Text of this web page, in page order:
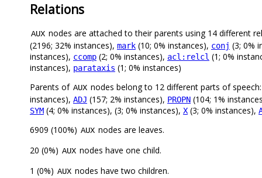
Relations
AUX nodes are attached to their parents using 14 different
(2196; 32% instances), mark (10; 0% instances), conj (3; 0%
instances), ccomp (2; 0% instances), acl:relcl (1; 0%
instances), parataxis (1; 0% instances)
Parents of AUX nodes belong to 12 different parts of
instances), ADJ (157; 2% instances), PROPN (104; 1%
SYM (4; 0% instances), (3; 0% instances), X (3; 0% instances),
6909 (100%) AUX nodes are leaves.
20 (0%) AUX nodes have one child.
1 (0%) AUX nodes have two children.